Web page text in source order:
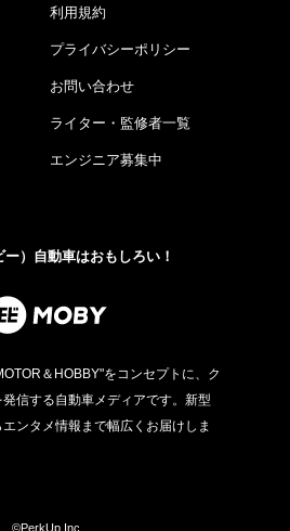
利用規約
プライバシーポリシー
お問い合わせ
ライター・監修者一覧
エンジニア募集中
）自動車はおもしろい！
＆HOBBY"をコンセプトに、ク
信する自動車メディアです。新型
ンタメ情報まで幅広くお届けしま
©PerkUp.Inc.